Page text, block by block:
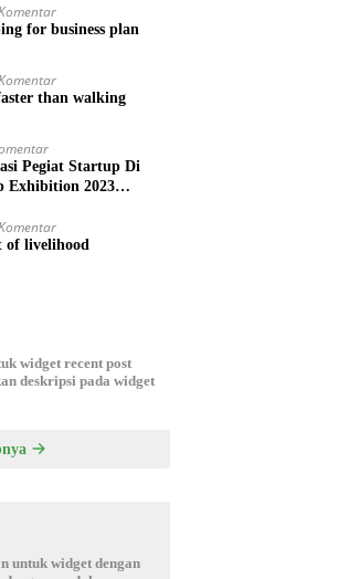
for business plan
than walking
Pegiat Startup Di
Exhibition 2023
of livelihood
widget recent post
deskripsi pada widget
untuk widget dengan